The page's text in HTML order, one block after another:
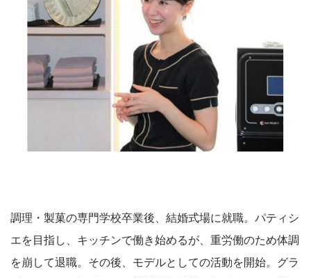
調理・製菓の専門学校卒業後、結婚式場に就職。パティシ
エを目指し、キッチンで働き始めるが、重労働のため体調
を崩して退職。その後、モデルとしての活動を開始。グラ